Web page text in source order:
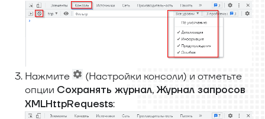
Нажмите
(Настройки консоли) и отметьте
опции Сохранять журнал,Журнал запросов
XMLHttpRequests: